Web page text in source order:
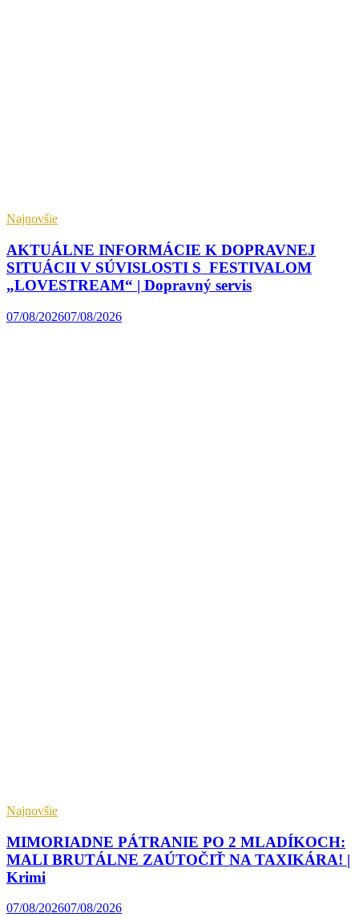
Najnovšie
AKTUÁLNE INFORMÁCIE K DOPRAVNEJ
SITUÁCII V SÚVISLOSTI S FESTIVALOM
„LOVESTREAM“ | Dopravný servis
07/08/202607/08/2026
Najnovšie
MIMORIADNE PÁTRANIE PO 2 MLADÍKOCH:
MALI BRUTÁLNE ZAÚTOČIŤ NA TAXIKÁRA! |
Krimi
07/08/202607/08/2026